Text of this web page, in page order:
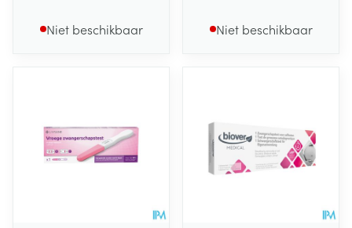
Niet beschikbaar Niet beschikbaar